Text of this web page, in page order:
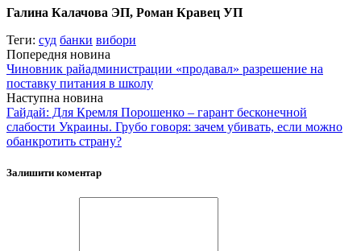
Галина Калачова ЭП, Роман Кравец УП
Теги: суд банки вибори
Попередня новина
Чиновник райадминистрации «продавал» разрешение на
поставку питания в школу
Наступна новина
Гайдай: Для Кремля Порошенко – гарант бесконечной
слабости Украины. Грубо говоря: зачем убивать, если можно
обанкротить страну?
Залишити коментар